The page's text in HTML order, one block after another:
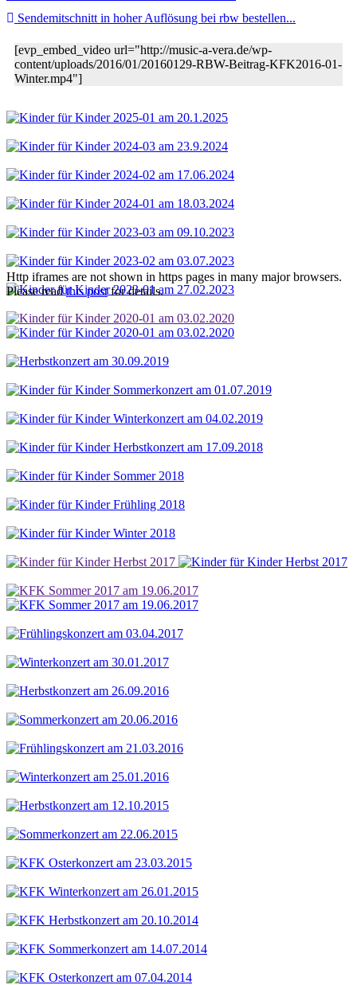
Sendemitschnitt in hoher Auflösung bei rbw bestellen...
[evp_embed_video url="http://music-a-vera.de/wp-
content/uploads/2016/01/20160129-RBW-Beitrag-KFK2016-01-
Winter.mp4"]
Http iframes are not shown in https pages in many major browsers.
Please readthis postfor details.